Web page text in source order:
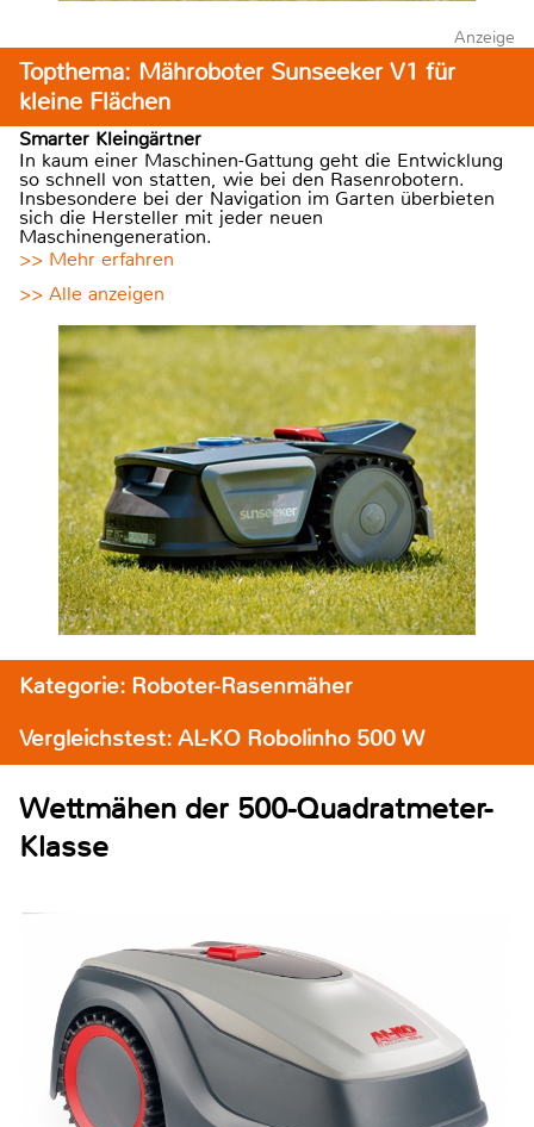
Anzeige
Topthema: Mähroboter Sunseeker V1 für
kleine Flächen
Smarter Kleingärtner
In kaum einer Maschinen-Gattung geht die Entwicklung
so schnell von statten, wie bei den Rasenrobotern.
Insbesondere bei der Navigation im Garten überbieten
sich die Hersteller mit jeder neuen
Maschinengeneration.
>> Mehr erfahren
>> Alle anzeigen
Kategorie: Roboter-Rasenmäher
Vergleichstest: AL-KO Robolinho 500 W
Wettmähen der 500-Quadratmeter-
Klasse